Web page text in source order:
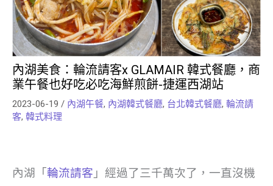
內湖美食：輪流請客x GLAMAIR 韓式餐廳，商
業午餐也好吃必吃海鮮煎餅-捷運西湖站
2023-06-19 / 內湖午餐, 內湖韓式餐廳, 台北韓式餐廳, 輪流請
客, 韓式料理
內湖「輪流請客 」經過了三千萬次了，一直沒機